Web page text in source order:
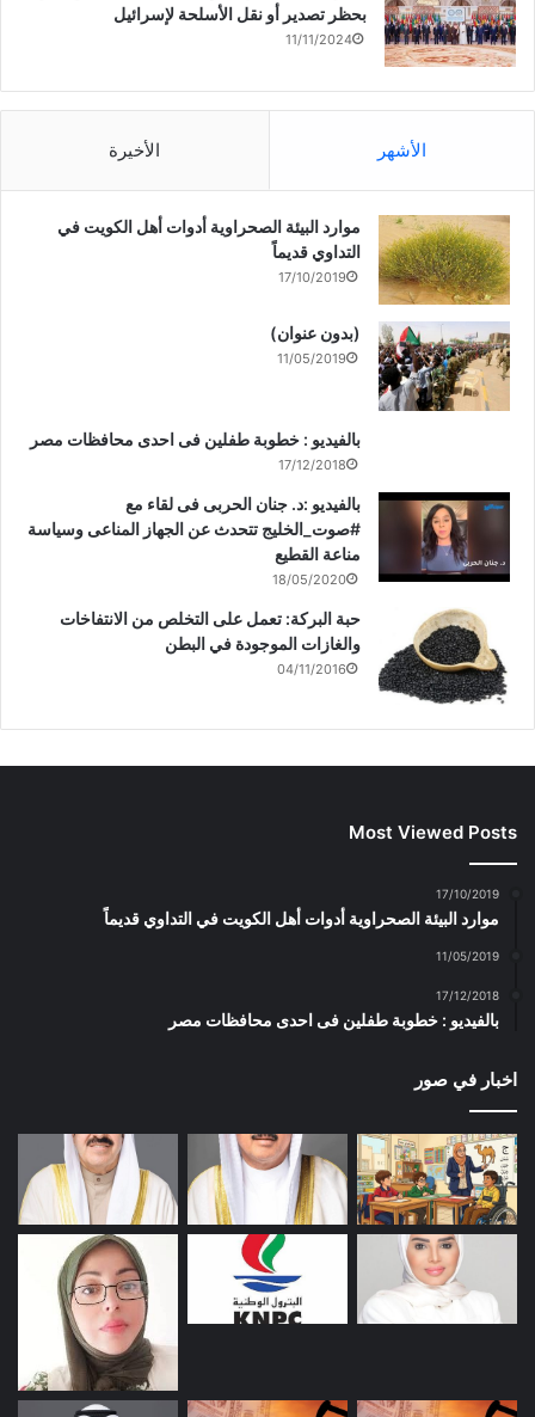
بحظر تصدير أو نقل الأسلحة لإسرائيل
11/11/2024
الأشهر الأخيرة
موارد البيئة الصحراوية أدوات أهل الكويت في
التداوي قديماً
17/10/2019
(بدون عنوان)
11/05/2019
بالفيديو : خطوبة طفلين فى احدى محافظات مصر
17/12/2018
بالفيديو :د. جنان الحربى فى لقاء مع
#صوت_الخليج تتحدث عن الجهاز المناعى وسياسة
مناعة القطيع
18/05/2020
حبة البركة: تعمل على التخلص من الانتفاخات
والغازات الموجودة في البطن
04/11/2016
Most Viewed Posts
17/10/2019
موارد البيئة الصحراوية أدوات أهل الكويت في التداوي قديماً
11/05/2019
17/12/2018
بالفيديو : خطوبة طفلين فى احدى محافظات مصر
اخبار في صور